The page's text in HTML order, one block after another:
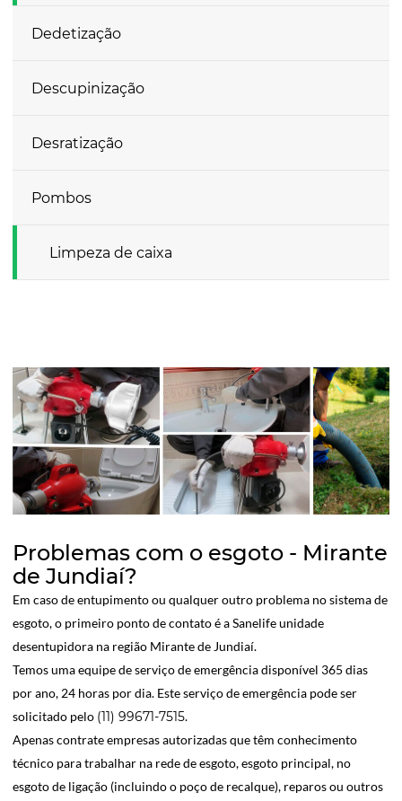
Dedetização
Descupinização
Desratização
Pombos
Limpeza de caixa
Problemas com o esgoto - Mirante
de Jundiaí?
Em caso de entupimento ou qualquer outro problema no sistema de
esgoto, o primeiro ponto de contato é a Sanelife unidade
desentupidora na região Mirante de Jundiaí.
Temos uma equipe de serviço de emergência disponível 365 dias
por ano, 24 horas por dia. Este serviço de emergência pode ser
solicitado pelo (11) 99671-7515.
Apenas contrate empresas autorizadas que têm conhecimento
técnico para trabalhar na rede de esgoto, esgoto principal, no
esgoto de ligação (incluindo o poço de recalque), reparos ou outros